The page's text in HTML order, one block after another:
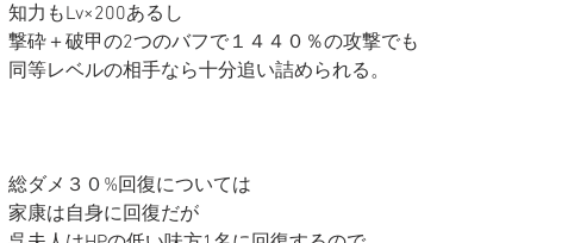
知力もLv×200あるし
撃砕＋破甲の2つのバフで１４４０％の攻撃でも
同等レベルの相手なら十分追い詰められる。
総ダメ３０%回復については
家康は自身に回復だが